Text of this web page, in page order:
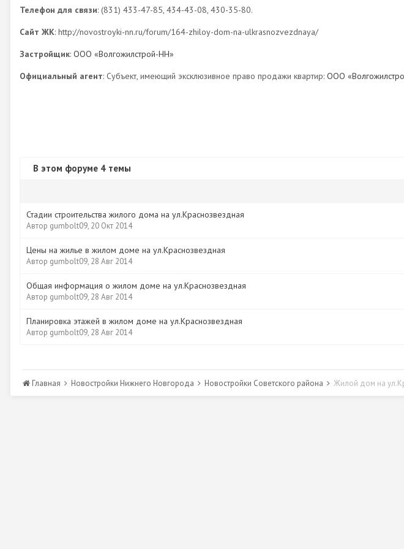
Телефон для связи: (831) 433-47-85, 434-43-08, 430-35-80.
Сайт ЖК: http://novostroyki-nn.ru/forum/164-zhiloy-dom-na-ulkrasnozvezdnaya/
Застройщик: ООО «Волгожилстрой-НН»
Официальный агент: Субъект, имеющий эксклюзивное право продажи квартир: ООО
В этом форуме 4 темы
Стадии строительства жилого дома на ул.Краснозвездная
Автор gumbolt09, 20 Окт 2014
Цены на жилье в жилом доме на ул.Краснозвездная
Автор gumbolt09, 28 Авг 2014
Общая информация о жилом доме на ул.Краснозвездная
Автор gumbolt09, 28 Авг 2014
Планировка этажей в жилом доме на ул.Краснозвездная
Автор gumbolt09, 28 Авг 2014
Главная Новостройки Нижнего Новгорода Новостройки Советского района Жилой дом на